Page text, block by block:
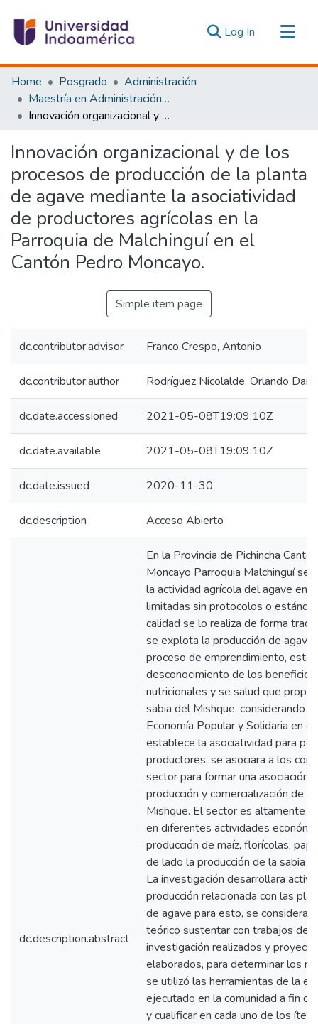
Log In (current)
Communities & Collections
All of DSpace
Statistics
Estadísticas Externas
Home Posgrado
Administración
Maestría en Administración de Empresas Mención Innovación Socioproductiva Sostenible
Innovación organizacional y de los procesos de producción de la planta de agave mediante la asociatividad de productores agrícolas en la Parroquia de Malchinguí en el Cantón Pedro Moncayo.
Innovación organizacional y de los
procesos de producción de la planta
de agave mediante la asociatividad
de productores agrícolas en la
Parroquia de Malchinguí en el
Cantón Pedro Moncayo.
Simple item page
dc.contributor.advisor Franco Crespo, Antonio
dc.contributor.author Rodríguez Nicolalde, Orlando
dc.date.accessioned 2021-05-08T19:09:10Z
dc.date.available 2021-05-08T19:09:10Z
dc.date.issued 2020-11-30
dc.description Acceso Abierto
dc.description.abstract
En la Provincia de Pichincha
Moncayo Parroquia Malchinguí se
la actividad agrícola del agave en
limitadas sin protocolos o
calidad se lo realiza de forma
se explota la producción de agave
proceso de emprendimiento, esto
desconocimiento de los beneficios
nutricionales y se salud que
sabia del Mishque, considerando
Economía Popular y Solidaria en
establece la asociatividad para
productores, se asociara a los
sector para formar una asociación
producción y comercialización de
Mishque. El sector es altamente
en diferentes actividades
producción de maíz, florícolas,
de lado la producción de la sabia
La investigación desarrollara
producción relacionada con las
de agave para esto, se considera
teórico sustentar con trabajos de
investigación realizados y
elaborados, para determinar los
se utilizó las herramientas de la
ejecutado en la comunidad a fin
y cualificar en cada uno de los